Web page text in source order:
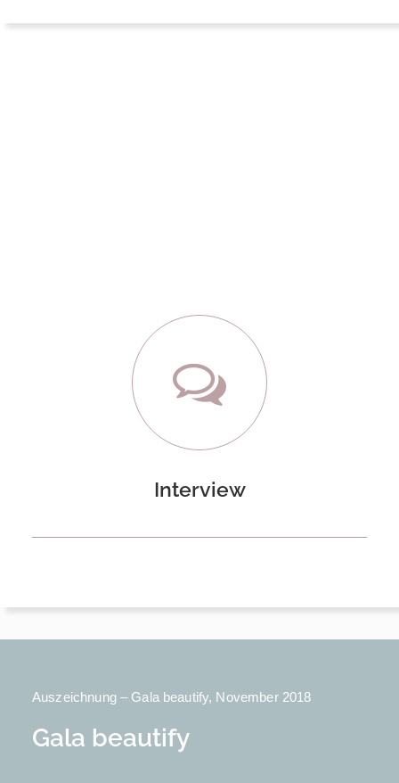
Interview
Auszeichnung – Gala beautify, November 2018
Gala beautify